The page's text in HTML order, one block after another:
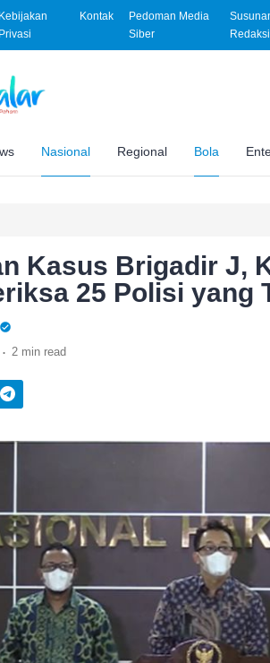
Kebijakan
Privasi
Kontak
Pedoman Media
Siber
Redaksi
Nasional Regional Bola
Kasus Brigadir J,
25 Polisi yang
. 2 min read